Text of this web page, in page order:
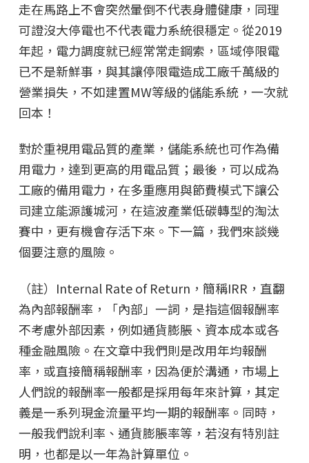
走在馬路上不會突然暈倒不代表身體健康，同理
可證沒大停電也不代表電力系統很穩定。從2019
年起，電力調度就已經常常走鋼索，區域停限電
已不是新鮮事，與其讓停限電造成工廠千萬級的
營業損失，不如建置MW等級的儲能系統，一次就
回本！
對於重視用電品質的產業，儲能系統也可作為備
用電力，達到更高的用電品質；最後，可以成為
工廠的備用電力，在多重應用與節費模式下讓公
司建立能源護城河，在這波產業低碳轉型的淘汰
賽中，更有機會存活下來。下一篇，我們來談幾
個要注意的風險。
（註）Internal Rate of Return，簡稱IRR，直翻
為內部報酬率，「內部」一詞，是指這個報酬率
不考慮外部因素，例如通貨膨脹、資本成本或各
種金融風險。在文章中我們則是改用年均報酬
率，或直接簡稱報酬率，因為便於溝通，市場上
人們說的報酬率一般都是採用每年來計算，其定
義是一系列現金流量平均一期的報酬率。同時，
一般我們說利率、通貨膨脹率等，若沒有特別註
明，也都是以一年為計算單位。